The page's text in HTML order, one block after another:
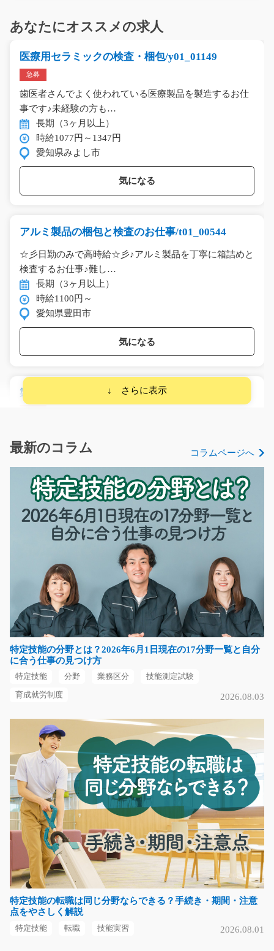
あなたにオススメの求人
医療用セラミックの検査・梱包/y01_01149
急募
歯医者さんでよく使われている医療製品を製造するお仕
事です♪未経験の方も…
長期（3ヶ月以上）
時給1077円～1347円
愛知県みよし市
気になる
アルミ製品の梱包と検査のお仕事/t01_00544
☆彡日勤のみで高時給☆彡♪アルミ製品を丁寧に箱詰めと
検査するお仕事♪難し…
長期（3ヶ月以上）
時給1100円～
愛知県豊田市
気になる
製品の移動 積み込み/i01_00971
でその完成した製品…
時給1250円
三重県伊賀市
気になる
空調機器の組立と検査/g01_01643
【高時給】空調完備でキレイな職場♪エアドライバーを使
ってネジを締めるお…
長期（3ヶ月以上）
時給1300円
岐阜県加茂郡川辺町
リフト作業スタッフ/g05_01029
＼経験を活かして、即戦力として活躍できる環境／ フォ
ークリフトを使用し…
長期（3ヶ月以上）
時給1,500円
神奈川県相模原市中央区
気になる
部品の洗浄スタッフ/g02_00579
最新のコラム コラムページへ
特定技能の分野とは？2026年6月1日現在の17分野一覧と自分
に合う仕事の見つけ方
特定技能 分野 業務区分 技能測定試験
育成就労制度 2026.08.03
特定技能の転職は同じ分野ならできる？手続き・期間・注意
点をやさしく解説
特定技能 転職 技能実習 2026.08.01